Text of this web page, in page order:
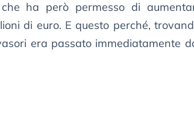
che ha però permesso di
di euro. E questo perché,
era passato immediatamente